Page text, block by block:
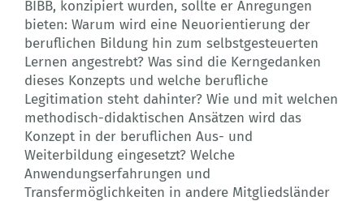
BIBB, konzipiert wurden, sollte er Anregungen
bieten: Warum wird eine Neuorientierung der
beruflichen Bildung hin zum selbstgesteuerten
Lernen angestrebt? Was sind die Kerngedanken
dieses Konzepts und welche berufliche
Legitimation steht dahinter? Wie und mit welchen
methodisch-didaktischen Ansätzen wird das
Konzept in der beruflichen Aus- und
Weiterbildung eingesetzt? Welche
Anwendungserfahrungen und
Transfermöglichkeiten in andere Mitgliedsländer